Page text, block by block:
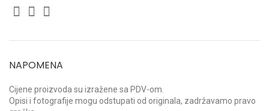
NAPOMENA
Cijene proizvoda su izražene sa PDV-om.
Opisi i fotografije mogu odstupati od originala, zadržavamo pravo